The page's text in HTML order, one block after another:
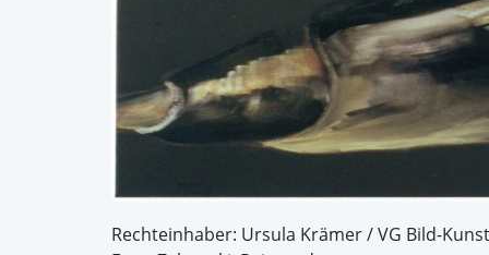
Rechteinhaber: Ursula Krämer / VG Bild-Kunst